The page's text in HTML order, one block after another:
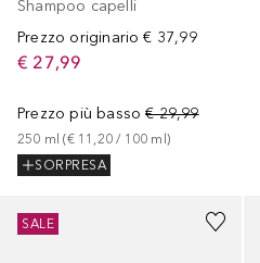
Shampoo capelli
Prezzo originario € 37,99
€ 27,99
Prezzo più basso € 29,99
250 ml (€ 11,20 / 100 ml)
SORPRESA
SALE